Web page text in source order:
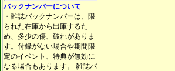
バックナンバーについて
・雑誌バックナンバーは、限
られた在庫から出庫するた
め、多少の傷、破れがありま
す。付録がない場合や期間限
定のイベント、特典が無効に
なる場合もあります。 雑誌バ